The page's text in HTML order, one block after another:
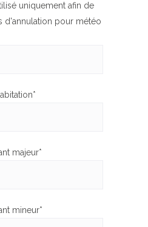
uniquement afin de
d'annulation pour météo
majeur*
mineur*